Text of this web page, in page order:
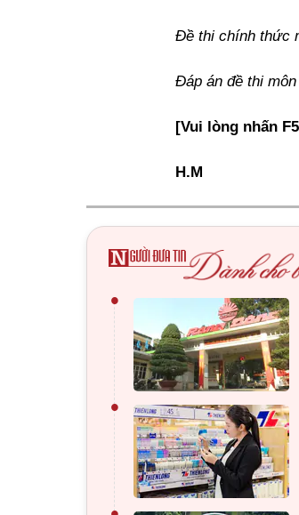
Đề thi chính thức
Đáp án đề thi
[Vui lòng nhấn
H.M
•
•